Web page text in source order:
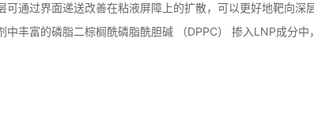
通过界面递送改善在粘液屏障上的扩散，可以更好地靶向深
丰富的磷脂二棕榈酰磷脂酰胆碱 （DPPC） 掺入LNP成分